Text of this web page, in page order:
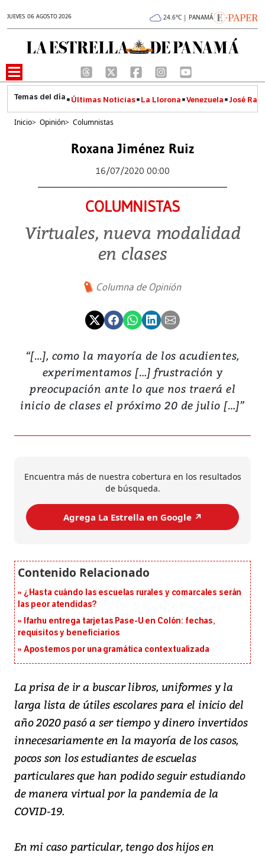
JUEVES 06 AGOSTO 2026 24.6°C | PANAMÁ
Últimas Noticias La Llorona Venezuela José
Inicio> Opinión> Columnistas
Roxana Jiménez Ruiz
16/07/2020 00:00
COLUMNISTAS
Virtuales, nueva modalidad
en clases
Columna de Opinión
“[…], como la mayoría de los acudientes,
experimentamos […] frustración y
preocupación ante lo que nos traerá el
inicio de clases el próximo 20 de julio […]”
Encuentra más de nuestra cobertura en los resultados
de búsqueda.
Agrega La Estrella en Google ↗️
¿Hasta cuándo las escuelas rurales y comarcales serán
las peor atendidas?
Ifarhu entrega tarjetas Pase-U en Colón: fechas,
requisitos y beneficiarios
Apostemos por una gramática contextualizada
La prisa de ir a buscar libros, uniformes y la
larga lista de útiles escolares para el inicio del
año 2020 pasó a ser tiempo y dinero invertidos
innecesariamente en la mayoría de los casos,
pocos son los estudiantes de escuelas
particulares que han podido seguir estudiando
de manera virtual por la pandemia de la
COVID-19.
En mi caso particular, tengo dos hijos en